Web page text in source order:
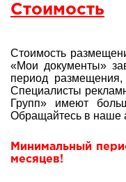
Стоимость
Стоимость
«Мои документы»
период
Специалисты
Групп» имеют
Обращайтесь в наше
Минимальный
месяцев!